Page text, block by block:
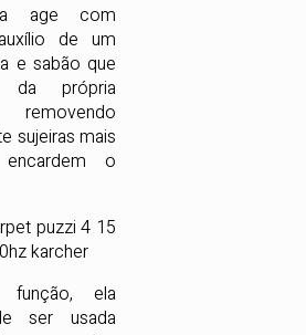
age com
de um
e sabão que
da própria
sujeiras mais
o
função, ela
ser usada